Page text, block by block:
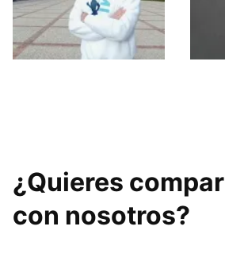
¿Quieres
con nosotros?